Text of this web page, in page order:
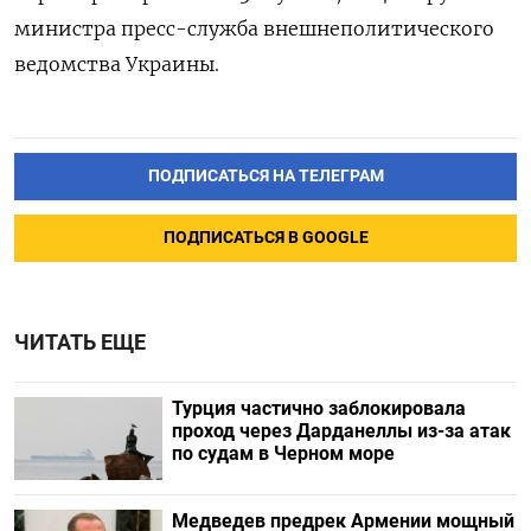
министра пресс-служба внешнеполитического
ведомства Украины.
ПОДПИСАТЬСЯ НА ТЕЛЕГРАМ
ПОДПИСАТЬСЯ В GOOGLE
ЧИТАТЬ ЕЩЕ
Турция частично заблокировала
проход через Дарданеллы из-за атак
по судам в Черном море
Медведев предрек Армении мощный